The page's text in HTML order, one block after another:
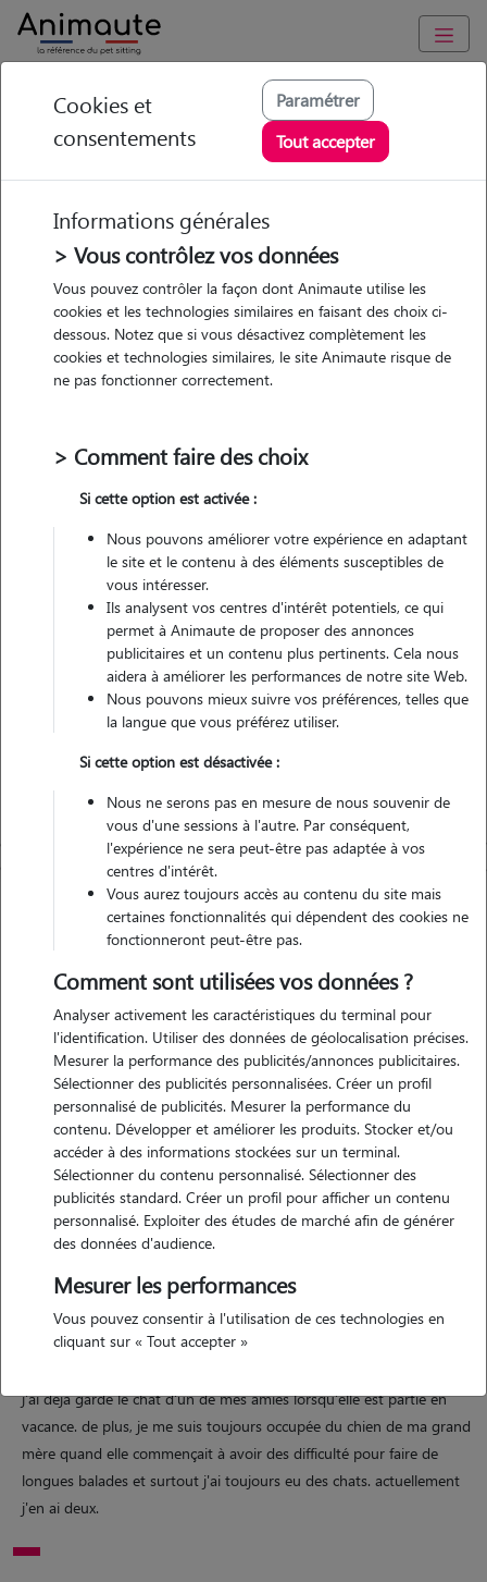
Animaute Ile-de-France / Saint-Ouen-l'Aumône
Clothylde - Petsitter
à ST OUEN L
AUMONE
• 21 ans
2 animaux
Non véhiculé
Contacter
L'envoi d'une demande est sans engagement
Motivation
j'ai toujours été passionné par les animaux. j'en ai toujours eu autour
de moi, des chats, des chiens, des lapins, des cochons d'inde... je sais
m'adapter au caractère et aux besoins de chaque animal que vous
voudriez bien me confier. je suis très attentive et minutieuse, car je
sais à quel point le bien-être de nos animaux est important. je suis
motivée et très enthousiaste à l'idée de rencontrer vos animaux et je
Expérience
j'ai déjà gardé le chat d'un de mes amies lorsqu'elle est partie en
vacance. de plus, je me suis toujours occupée du chien de ma grand
mère quand elle commençait à avoir des difficulté pour faire de
longues balades et surtout j'ai toujours eu des chats. actuellement
j'en ai deux.
Cookies et
consentements
Paramétrer
Tout accepter
Informations générales
> Vous contrôlez vos données
Vous pouvez contrôler la façon dont Animaute utilise les
cookies et les technologies similaires en faisant des choix ci-
dessous. Notez que si vous désactivez complètement les
cookies et technologies similaires, le site Animaute risque de
ne pas fonctionner correctement.
> Comment faire des choix
Si cette option est activée :
Nous pouvons améliorer votre expérience en adaptant
le site et le contenu à des éléments susceptibles de
vous intéresser.
Ils analysent vos centres d'intérêt potentiels, ce qui
permet à Animaute de proposer des annonces
publicitaires et un contenu plus pertinents. Cela nous
aidera à améliorer les performances de notre site Web.
Nous pouvons mieux suivre vos préférences, telles que
la langue que vous préférez utiliser.
Si cette option est désactivée :
Nous ne serons pas en mesure de nous souvenir de
vous d'une sessions à l'autre. Par conséquent,
l'expérience ne sera peut-être pas adaptée à vos
centres d'intérêt.
Vous aurez toujours accès au contenu du site mais
certaines fonctionnalités qui dépendent des cookies ne
fonctionneront peut-être pas.
Comment sont utilisées vos données ?
Analyser activement les caractéristiques du terminal pour
l'identification. Utiliser des données de géolocalisation précises.
Mesurer la performance des publicités/annonces publicitaires.
Sélectionner des publicités personnalisées. Créer un profil
personnalisé de publicités. Mesurer la performance du
contenu. Développer et améliorer les produits. Stocker et/ou
accéder à des informations stockées sur un terminal.
Sélectionner du contenu personnalisé. Sélectionner des
publicités standard. Créer un profil pour afficher un contenu
personnalisé. Exploiter des études de marché afin de générer
des données d'audience.
Mesurer les performances
Vous pouvez consentir à l'utilisation de ces technologies en
cliquant sur « Tout accepter »